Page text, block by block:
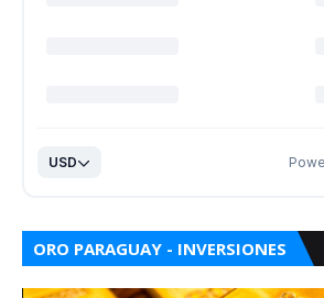
ORO PARAGUAY - INVERSIONES